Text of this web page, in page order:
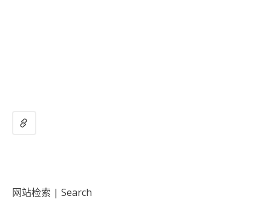
网站检索 | Search